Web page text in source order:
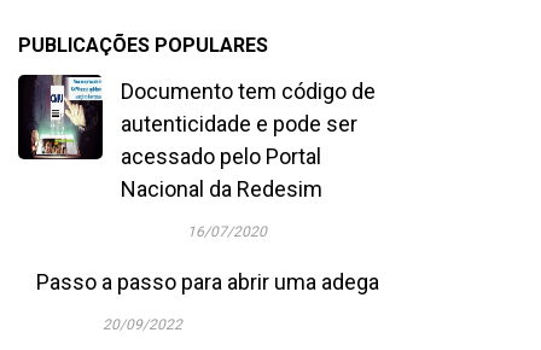
PUBLICAÇÕES POPULARES
Documento tem código de
autenticidade e pode ser
acessado pelo Portal
Nacional da Redesim
16/07/2020
Passo a passo para abrir uma adega
20/09/2022